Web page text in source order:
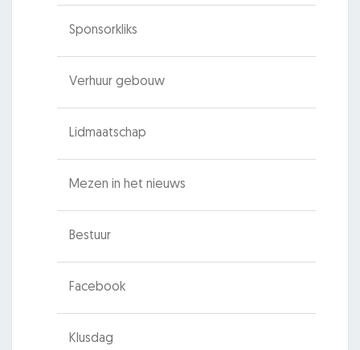
Sponsorkliks
Verhuur gebouw
Lidmaatschap
Mezen in het nieuws
Bestuur
Facebook
Klusdag